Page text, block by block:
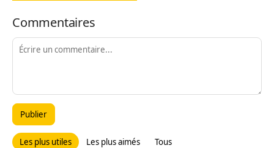
Commentaires
Publier
Les plus utiles Les plus aimés Tous